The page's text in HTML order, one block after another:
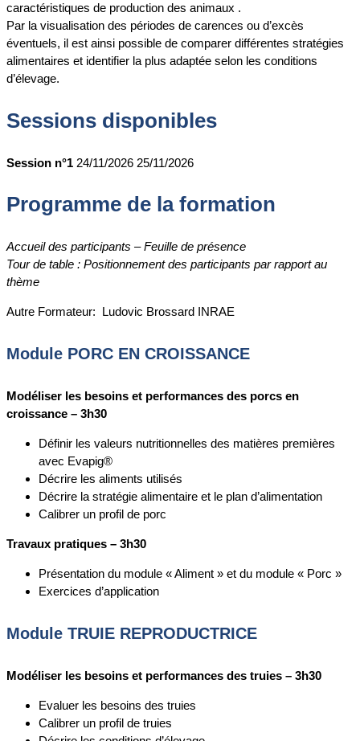
caractéristiques de production des animaux .
Par la visualisation des périodes de carences ou d’excès
éventuels, il est ainsi possible de comparer différentes stratégies
alimentaires et identifier la plus adaptée selon les conditions
d’élevage.
Sessions disponibles
Session n°1 24/11/2026 25/11/2026
Programme de la formation
Accueil des participants – Feuille de présence
Tour de table : Positionnement des participants par rapport au
thème
Autre Formateur: Ludovic Brossard INRAE
Module PORC EN CROISSANCE
Modéliser les besoins et performances des porcs en
croissance – 3h30
Définir les valeurs nutritionnelles des matières premières
avec Evapig®
Décrire les aliments utilisés
Décrire la stratégie alimentaire et le plan d’alimentation
Calibrer un profil de porc
Travaux pratiques – 3h30
Présentation du module « Aliment » et du module « Porc »
Exercices d’application
Module TRUIE REPRODUCTRICE
Modéliser les besoins et performances des truies – 3h30
Evaluer les besoins des truies
Calibrer un profil de truies